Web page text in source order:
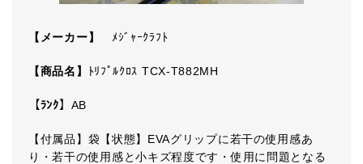
【メーカー】 ﾒｼﾞｬｰｸﾗﾌﾄ
【商品名】 ﾄﾘﾌﾟﾙｸﾛｽ TCX-T882MH
【ﾗﾝｸ】 AB
【付属品】袋【状態】EVAグリップに若干の使用感あ
り・若干の使用感と小キズ程度です・使用に問題となる